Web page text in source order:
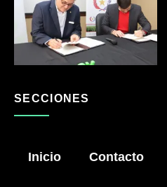
SECCIONES
Inicio Contacto